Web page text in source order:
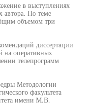
в выступлениях
автора. По теме
объемом три
диссертации
на оперативных
телепрограмм
Методологии
факультета
имени М.В.